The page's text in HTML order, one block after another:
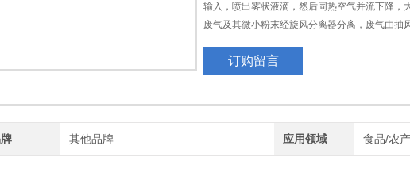
输入，喷出雾状液滴，然后同热空气并流下降，
废气及其微小粉末经旋风分离器分离，废气由抽
订购留言
其他品牌 应用领域 食品/农